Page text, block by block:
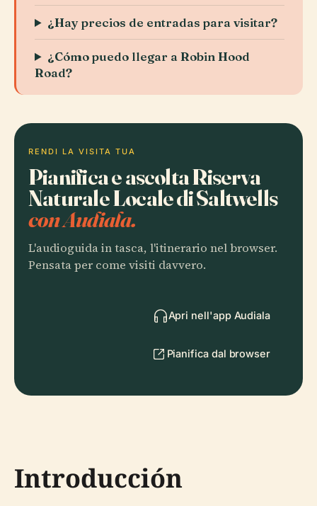
¿Hay precios de entradas para visitar?
¿Cómo puedo llegar a Robin Hood
Road?
RENDI LA VISITA TUA
Pianifica e ascolta Riserva
Naturale Locale di Saltwells
con Audiala.
L'audioguida in tasca, l'itinerario nel browser.
Pensata per come visiti davvero.
Apri nell'app Audiala
Pianifica dal browser
Introducción